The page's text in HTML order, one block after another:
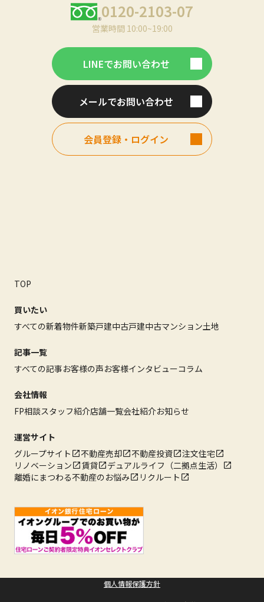
0120-2103-07
営業時間 10:00~19:00
LINEでお問い合わせ
メールでお問い合わせ
会員登録・ログイン
TOP
買いたい
すべての新着物件新築戸建中古戸建中古マンション土地
記事一覧
すべての記事お客様の声お客様インタビューコラム
会社情報
FP相談スタッフ紹介店舗一覧会社紹介お知らせ
運営サイト
グループサイト
不動産売却 不動産投資
注文住宅
リノベーション
賃貸
デュアルライフ（二拠点生活）
離婚にまつわる不動産のお悩み
リクルート
個人情報保護方針